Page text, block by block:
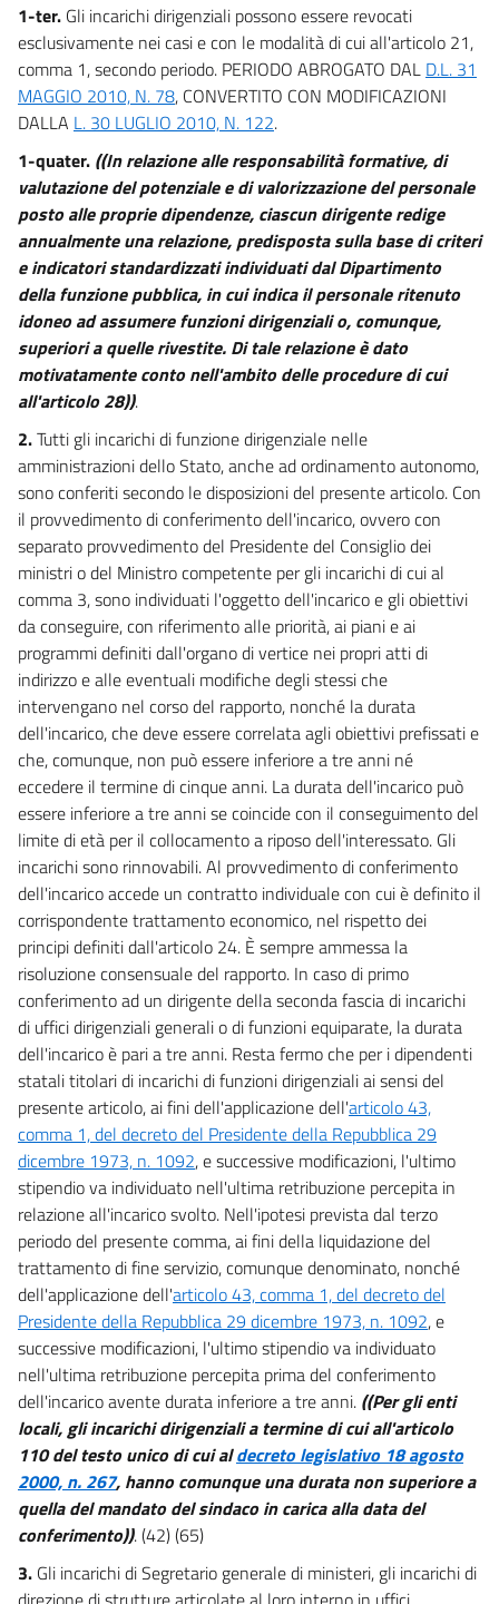
27
Sezione II
Accesso alla dirigenza e riordino della((Scuola
nazionale
dell'amministrazione))
28
28 bis
29
Capo III
Uffici, piante organiche, mobilità e accessi
29 bis
30
31
32
33
34
34 bis
34 ter
35
35.1
35 bis
35 ter
35 quater
36
37
38
39
39 bis
39 ter
39 quater
Titolo III
CONTRATTAZIONE COLLETTIVA E RAPPRESENTATIVITÀ SINDACALE
40
40 bis
41
42
43
44
45
46
47
47 bis
48
49
50
50 bis
RAPPORTO Dl LAVORO
51
1-ter. Gli incarichi dirigenziali possono essere revocati
esclusivamente nei casi e con le modalità di cui all'articolo 21,
comma 1, secondo periodo. PERIODO ABROGATO DAL D.L. 31
MAGGIO 2010, N. 78, CONVERTITO CON MODIFICAZIONI
DALLA L. 30 LUGLIO 2010, N. 122.
1-quater. ((In relazione alle responsabilità formative, di
valutazione del potenziale e di valorizzazione del personale
posto alle proprie dipendenze, ciascun dirigente redige
annualmente una relazione, predisposta sulla base di criteri
e indicatori standardizzati individuati dal Dipartimento
della funzione pubblica, in cui indica il personale ritenuto
idoneo ad assumere funzioni dirigenziali o, comunque,
superiori a quelle rivestite. Di tale relazione è dato
motivatamente conto nell'ambito delle procedure di cui
all'articolo 28)).
2.Tutti gli incarichi di funzione dirigenziale nelle
amministrazioni dello Stato, anche ad ordinamento autonomo,
sono conferiti secondo le disposizioni del presente articolo. Con
il provvedimento di conferimento dell'incarico, ovvero con
separato provvedimento del Presidente del Consiglio dei
ministri o del Ministro competente per gli incarichi di cui al
comma 3, sono individuati l'oggetto dell'incarico e gli obiettivi
da conseguire, con riferimento alle priorità, ai piani e ai
programmi definiti dall'organo di vertice nei propri atti di
indirizzo e alle eventuali modifiche degli stessi che
intervengano nel corso del rapporto, nonché la durata
dell'incarico, che deve essere correlata agli obiettivi prefissati e
che, comunque, non può essere inferiore a tre anni né
eccedere il termine di cinque anni. La durata dell'incarico può
essere inferiore a tre anni se coincide con il conseguimento del
limite di età per il collocamento a riposo dell'interessato. Gli
incarichi sono rinnovabili. Al provvedimento di conferimento
dell'incarico accede un contratto individuale con cui è definito il
corrispondente trattamento economico, nel rispetto dei
principi definiti dall'articolo 24. È sempre ammessa la
risoluzione consensuale del rapporto. In caso di primo
conferimento ad un dirigente della seconda fascia di incarichi
di uffici dirigenziali generali o di funzioni equiparate, la durata
dell'incarico è pari a tre anni. Resta fermo che per i dipendenti
statali titolari di incarichi di funzioni dirigenziali ai sensi del
presente articolo, ai fini dell'applicazione dell'articolo 43,
comma 1, del decreto del Presidente della Repubblica 29
dicembre 1973, n. 1092, e successive modificazioni, l'ultimo
stipendio va individuato nell'ultima retribuzione percepita in
relazione all'incarico svolto. Nell'ipotesi prevista dal terzo
periodo del presente comma, ai fini della liquidazione del
trattamento di fine servizio, comunque denominato, nonché
dell'applicazione dell'articolo 43, comma 1, del decreto del
Presidente della Repubblica 29 dicembre 1973, n. 1092, e
successive modificazioni, l'ultimo stipendio va individuato
nell'ultima retribuzione percepita prima del conferimento
dell'incarico avente durata inferiore a tre anni. ((Per gli enti
locali, gli incarichi dirigenziali a termine di cui all'articolo
110 del testo unico di cui aldecreto legislativo 18 agosto
2000, n. 267, hanno comunque una durata non superiore a
quella del mandato del sindaco in carica alla data del
conferimento)). (42) (65)
3. Gli incarichi di Segretario generale di ministeri, gli incarichi di